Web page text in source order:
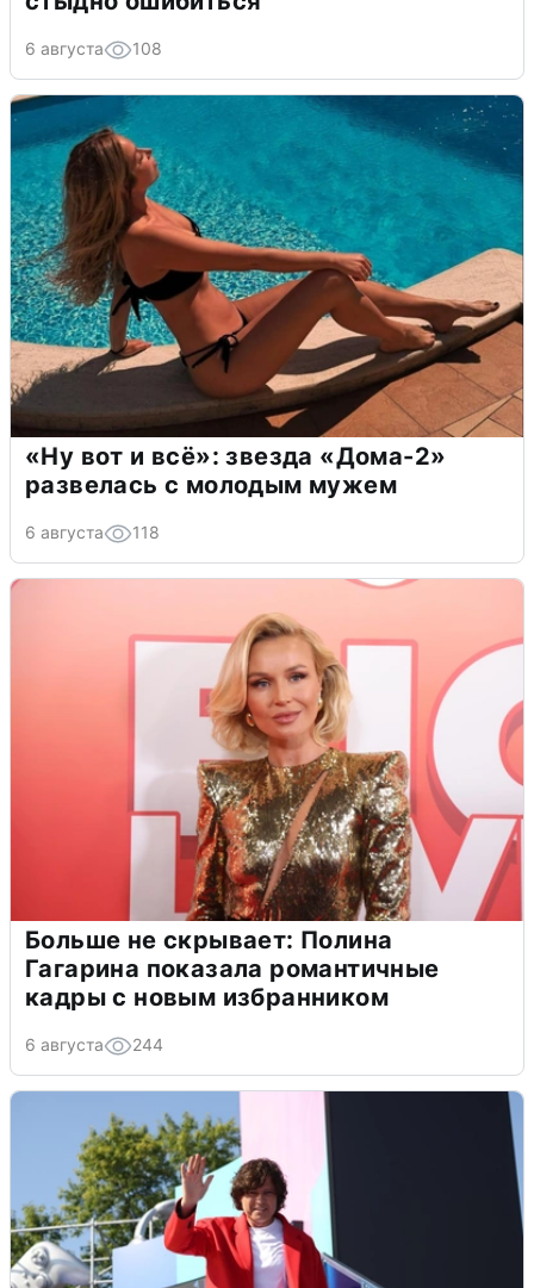
6 августа 108
«Ну вот и всё»: звезда «Дома-2»
развелась с молодым мужем
6 августа 118
Больше не скрывает: Полина
Гагарина показала романтичные
кадры с новым избранником
6 августа 244